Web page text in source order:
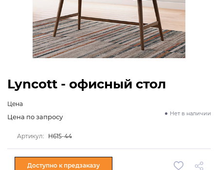
Lyncott - офисный стол
Цена
Нет в наличии
Цена по запросу
Артикул: H615-44
Доступно к предзаказу